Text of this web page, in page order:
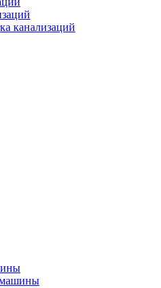
канализаций
машины